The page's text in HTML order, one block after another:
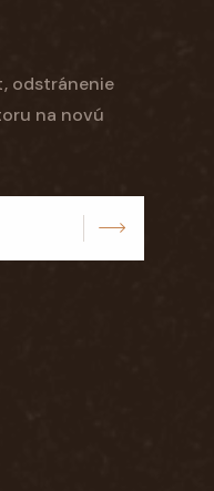
odstránenie
na novú
odoslať